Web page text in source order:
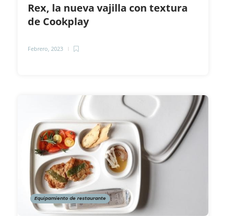
Rex, la nueva vajilla con textura
de Cookplay
Febrero, 2023
Equipamiento de restaurante